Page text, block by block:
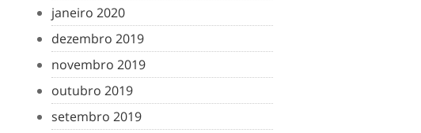
janeiro 2020
dezembro 2019
novembro 2019
outubro 2019
setembro 2019